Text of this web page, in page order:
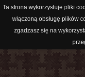
Ta strona wykorzystuje pliki
włączoną obsługę plików
zgadzasz się na